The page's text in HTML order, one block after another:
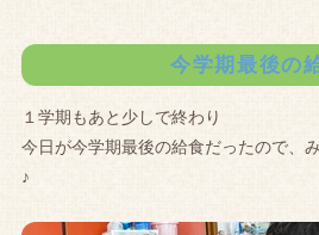
今学期最後の
１学期もあと少しで終わり
今日が今学期最後の給食だったので、
♪